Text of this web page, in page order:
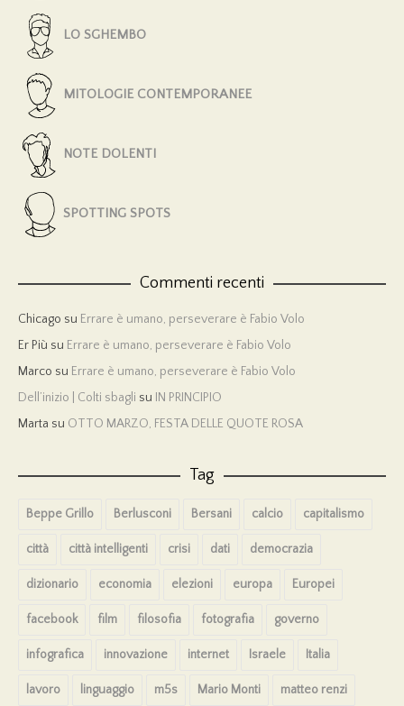
LO SGHEMBO
MITOLOGIE CONTEMPORANEE
NOTE DOLENTI
SPOTTING SPOTS
Commenti recenti
Chicago su Errare è umano, perseverare è Fabio Volo
Er Più su Errare è umano, perseverare è Fabio Volo
Marco su Errare è umano, perseverare è Fabio Volo
Dell’inizio | Colti sbagli su IN PRINCIPIO
Marta su OTTO MARZO, FESTA DELLE QUOTE ROSA
Tag
Beppe Grillo Berlusconi Bersani calcio capitalismo
città città intelligenti crisi dati democrazia
dizionario economia elezioni europa Europei
facebook film filosofia fotografia governo
infografica innovazione internet Israele Italia
lavoro linguaggio m5s Mario Monti matteo renzi